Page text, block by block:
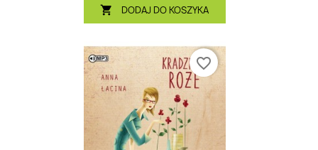
 DODAJ DO KOSZYKA
favorite_border